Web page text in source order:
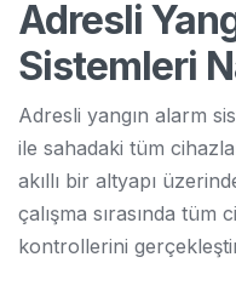
Adresli
Sistemleri
Adresli yangın alarm
ile sahadaki tüm
akıllı bir altyapı
çalışma sırasında tüm
kontrollerini